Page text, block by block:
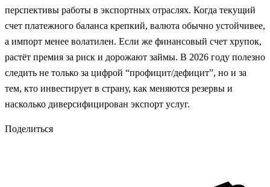
перспективы работы в экспортных отраслях. Когда текущий
счет платежного баланса крепкий, валюта обычно устойчивее,
а импорт менее волатилен. Если же финансовый счет хрупок,
растёт премия за риск и дорожают займы. В 2026 году полезно
следить не только за цифрой “профицит/дефицит”, но и за
тем, кто инвестирует в страну, как меняются резервы и
насколько диверсифицирован экспорт услуг.
Поделиться